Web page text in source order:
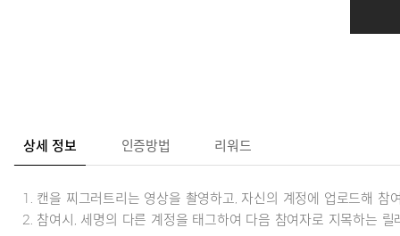
상세 정보 인증방법 리워드
1. 캔을 찌그러트리는 영상을 촬영하고, 자신의 계정에 업로드해 참
2. 참여시, 세명의 다른 계정을 태그하여 다음 참여자로 지목하는 릴